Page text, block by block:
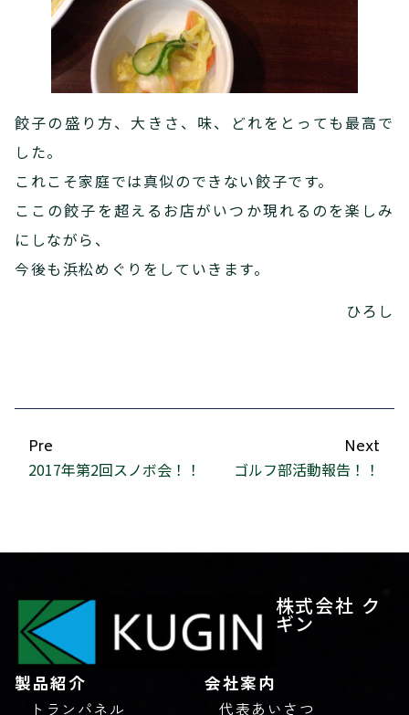
餃子の盛り方、大きさ、味、どれをとっても最高で
した。
これこそ家庭では真似のできない餃子です。
ここの餃子を超えるお店がいつか現れるのを楽しみ
にしながら、
今後も浜松めぐりをしていきます。
ひろし
Pre
2017年第2回スノボ会！！
Next
ゴルフ部活動報告！！
株式会社 ク
ギン
製品紹介
トランパネル
会社案内
代表あいさつ